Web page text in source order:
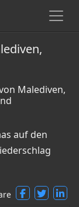
Malediven,
auf den